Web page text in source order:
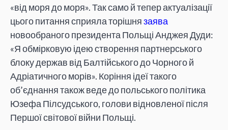
«від моря до моря». Так само й тепер актуалізації
цього питання сприяла торішнязаява
новообраного президента Польщі Анджея Дуди:
«Я обмірковую ідею створення партнерського
блоку держав від Балтійського до Чорного й
Адріатичного морів». Коріння ідеї такого
об’єднання також веде до польського політика
Юзефа Пілсудського, голови відновленої після
Першої світової війни Польщі.